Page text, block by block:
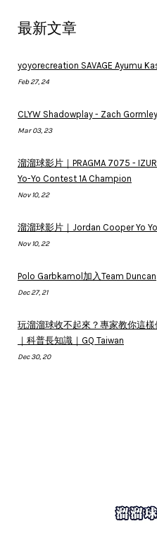
最新文章
yoyorecreation SAVAGE Ayumu
Feb 27, 24
CLYW Shadowplay - Zach Gormley
Mar 03, 23
溜溜球影片｜PRAGMA 7075 -
Yo-Yo Contest 1A Champion
Nov 10, 22
溜溜球影片｜Jordan Cooper Yo
Nov 10, 22
Polo Garbkamol加入Team Duncan
Dec 27, 21
玩溜溜球收不起來？專家教你這
｜科普長知識｜GQ Taiwan
Dec 30, 20